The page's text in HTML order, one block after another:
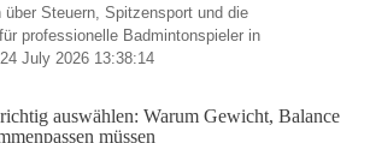
Steuern, Spitzensport und die
professionelle Badmintonspieler in
July 2026 13:38:14
auswählen: Warum Gewicht, Balance
müssen